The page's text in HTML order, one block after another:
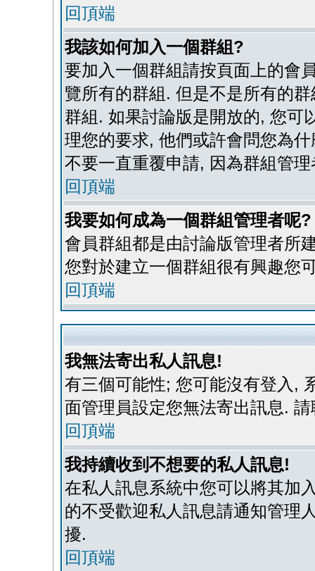
回頂端
我該如何加入一個群組?
要加入一個群組請按頁面上的會
覽所有的群組. 但是不是所有的
群組. 如果討論版是開放的, 您可
理您的要求, 他們或許會問您為
不要一直重覆申請, 因為群組管
回頂端
我要如何成為一個群組管理者呢?
會員群組都是由討論版管理者所
您對於建立一個群組很有興趣您
回頂端
我無法寄出私人訊息!
有三個可能性; 您可能沒有登入,
面管理員設定您無法寄出訊息.
回頂端
我持續收到不想要的私人訊息!
在私人訊息系統中您可以將其加
的不受歡迎私人訊息請通知管理
擾.
回頂端